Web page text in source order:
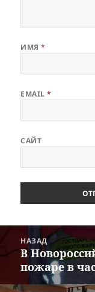
ИМЯ*
EMAIL*
САЙТ
Навигация
записям
НАЗАД
Предыдущая
запись:
В
пожаре в